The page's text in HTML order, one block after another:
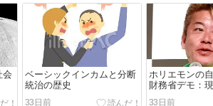
会
ベーシックインカムと分断
統治の歴史
33日前
ホリエモンの
財務省デモ：
題を考える
33日前